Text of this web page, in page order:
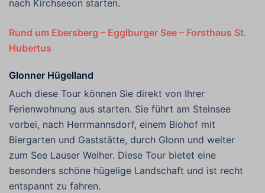
nach Kirchseeon starten.
Rund um Ebersberg – Egglburger See – Forsthaus St.
Hubertus
Glonner Hügelland
Auch diese Tour können Sie direkt von Ihrer
Ferienwohnung aus starten. Sie führt am Steinsee
vorbei, nach Herrmannsdorf, einem Biohof mit
Biergarten und Gaststätte, durch Glonn und weiter
zum See Lauser Weiher. Diese Tour bietet eine
besonders schöne hügelige Landschaft und ist recht
entspannt zu fahren.